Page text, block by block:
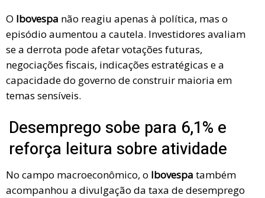
O Ibovespa não reagiu apenas à política, mas o
episódio aumentou a cautela. Investidores avaliam
se a derrota pode afetar votações futuras,
negociações fiscais, indicações estratégicas e a
capacidade do governo de construir maioria em
temas sensíveis.
Desemprego sobe para 6,1% e
reforça leitura sobre atividade
No campo macroeconômico, o Ibovespa também
acompanhou a divulgação da taxa de desemprego